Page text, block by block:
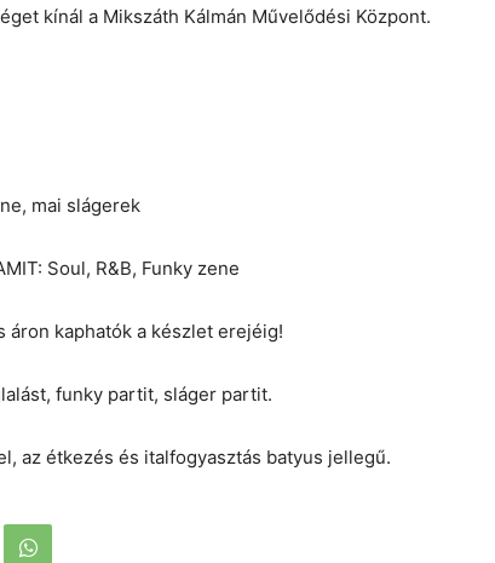
kínál a Mikszáth Kálmán Művelődési Központ.
mai slágerek
Soul, R&B, Funky zene
kaphatók a készlet erejéig!
funky partit, sláger partit.
az étkezés és italfogyasztás batyus jellegű.